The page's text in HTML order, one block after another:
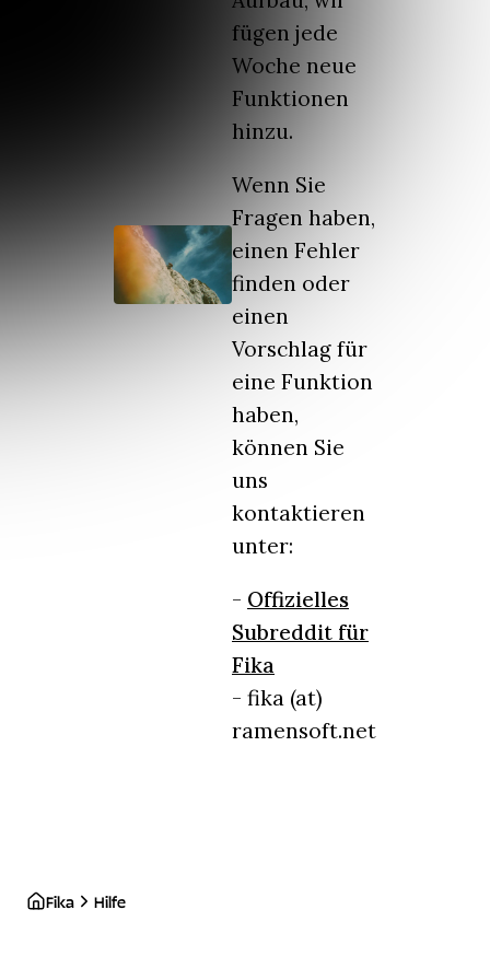
fügen jede
Woche neue
Funktionen
hinzu.
Wenn Sie
Fragen haben,
einen Fehler
finden oder
einen
Vorschlag für
eine Funktion
haben,
können Sie
uns
kontaktieren
unter:
- Offizielles
Subreddit für
Fika
- fika (at)
ramensoft.net
Fika Hilfe